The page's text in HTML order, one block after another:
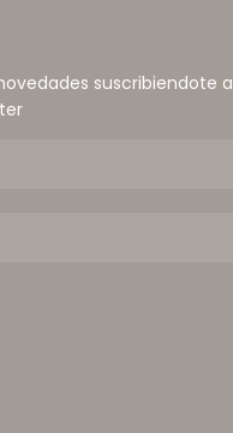
suscribiendote a